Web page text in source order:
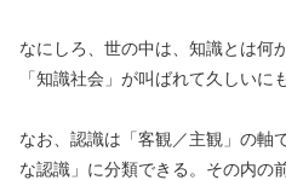
なにしろ、世の中は、知識とは何
「知識社会」が叫ばれて久しいに
なお、認識は「客観／主観」の軸
な認識」に分類できる。その内の